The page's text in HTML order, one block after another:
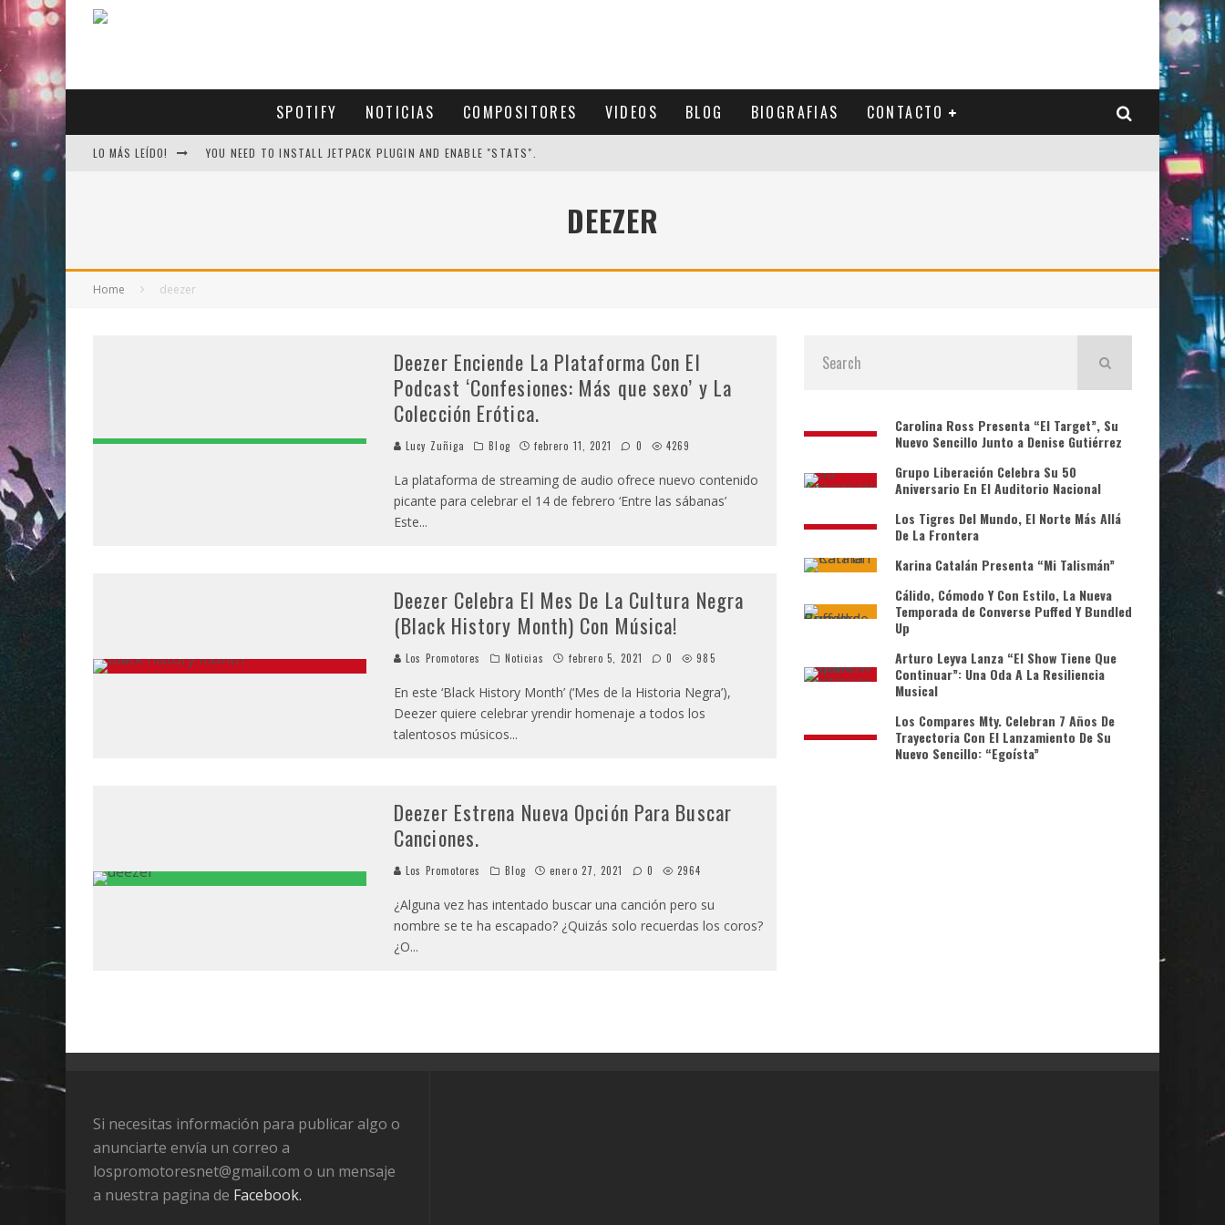
SPOTIFY NOTICIAS COMPOSITORES VIDEOS BLOG BIOGRAFIAS CONTACTO
LO MÁS LEÍDO! YOU NEED TO INSTALL JETPACK PLUGIN AND ENABLE "STATS".
DEEZER
Home deezer
Deezer Enciende La Plataforma Con El
Podcast ‘Confesiones: Más que sexo’ y La
Colección Erótica.
Lucy Zuñiga Blog febrero 11, 2021 0 4269
La plataforma de streaming de audio ofrece nuevo contenido
picante para celebrar el 14 de febrero ‘Entre las sábanas’
Este...
Deezer Celebra El Mes De La Cultura Negra
(Black History Month) Con Música!
Los Promotores Noticias febrero 5, 2021 0 985
En este ‘Black History Month’ (‘Mes de la Historia Negra’),
Deezer quiere celebrar yrendir homenaje a todos los
talentosos músicos...
Deezer Estrena Nueva Opción Para Buscar
Canciones.
Los Promotores Blog enero 27, 2021 0 2964
¿Alguna vez has intentado buscar una canción pero su
nombre se te ha escapado? ¿Quizás solo recuerdas los coros?
¿O...
Carolina Ross Presenta “El Target”, Su
Nuevo Sencillo Junto a Denise Gutiérrez
Grupo Liberación Celebra Su 50
Aniversario En El Auditorio Nacional
Los Tigres Del Mundo, El Norte Más Allá
De La Frontera
Karina Catalán Presenta “Mi Talismán”
Cálido, Cómodo Y Con Estilo, La Nueva
Temporada de Converse Puffed Y Bundled
Up
Arturo Leyva Lanza “El Show Tiene Que
Continuar”: Una Oda A La Resiliencia
Musical
Los Compares Mty. Celebran 7 Años De
Trayectoria Con El Lanzamiento De Su
Nuevo Sencillo: “Egoísta”
Si necesitas información para publicar algo o
anunciarte envía un correo a
lospromotoresnet@gmail.com o un mensaje
a nuestra pagina de Facebook.